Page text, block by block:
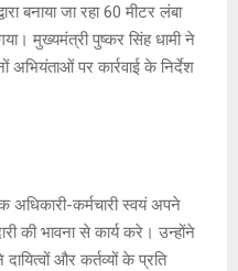
बनाया जा रहा 60 मीटर लंबा
मुख्यमंत्री पुष्कर सिंह धामी ने
पर कार्रवाई के निर्देश
कर्मचारी स्वयं अपने
की भावना से कार्य करे। उन्होंने
और कर्तव्यों के प्रति